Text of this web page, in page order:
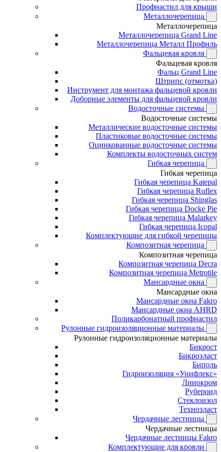
Профнастил для крыши
Металлочерепица
Металлочерепица
Металлочерепица Grand Line
Металлочерепица Металл Профиль
Фальцевая кровля
Фальцевая кровля
Фальц Grand Line
Штрипс (отмотка)
Инструмент для монтажа фальцевой кровли
Доборные элементы для фальцевой кровли
Водосточные системы
Водосточные системы
Металлические водосточные системы
Пластиковые водосточные системы
Оцинкованные водосточные системы
Комплекты водосточных систем
Гибкая черепица
Гибкая черепица
Гибкая черепица Katepal
Гибкая черепица Ruflex
Гибкая черепица Shinglas
Гибкая черепица Docke Pie
Гибкая черепица Malarkey
Гибкая черепица Icopal
Комплектующие для гибкой черепицы
Композитная черепица
Композитная черепица
Композитная черепица Decra
Композитная черепица Metrotile
Мансардные окна
Мансардные окна
Мансардные окна Fakro
Мансардные окна AHRD
Поликарбонатный профнастил
Рулонные гидроизоляционные материалы
Рулонные гидроизоляционные материалы
Бикрост
Бикроэласт
Биполь
Гидроизоляция «Унифлекс»
Линокром
Рубероид
Стеклоизол
Техноэласт
Чердачные лестницы
Чердачные лестницы
Чердачные лестницы Fakro
Комплектующие для кровли